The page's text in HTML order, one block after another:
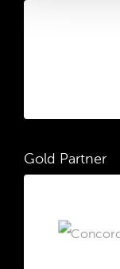
Gold Partner